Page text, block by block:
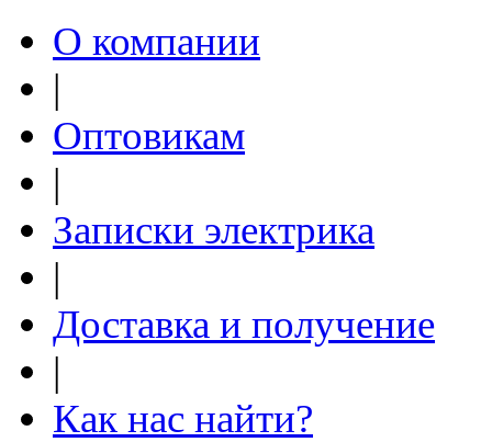
О компании
|
Оптовикам
|
Записки электрика
|
Доставка и получение
|
Как нас найти?